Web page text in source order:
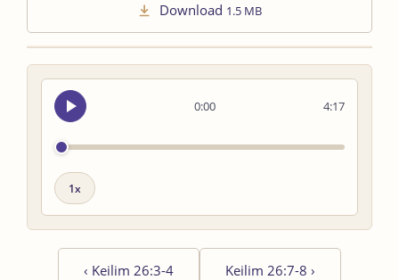
Download 1.5 MB
0:00
Seek
audio
4:17
Playback
‹ Keilim 26:3-4 Keilim 26:7-8 ›